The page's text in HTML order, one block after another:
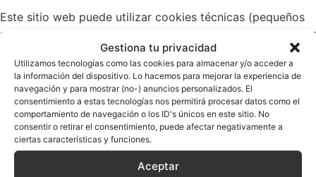
Gestiona tu privacidad
Utilizamos tecnologías como las cookies para almacenar y/o acceder a
la información del dispositivo. Lo hacemos para mejorar la experiencia de
navegación y para mostrar (no-) anuncios personalizados. El
consentimiento a estas tecnologías nos permitirá procesar datos como el
comportamiento de navegación o los ID's únicos en este sitio. No
consentir o retirar el consentimiento, puede afectar negativamente a
ciertas características y funciones.
Aceptar
Este sitio web puede utilizar cookies técnicas (pequeños
archivos de información que el servidor envía al ordenador
de quien accede a la página) para llevar a cabo
determinadas funciones que son consideradas
imprescindibles para el correcto funcionamiento y
visualización del sitio. Las cookies utilizadas tienen, en
todo caso, carácter temporal, con la única finalidad de
hacer más eficaz la navegación, y desaparecen al terminar
la sesión del usuario. En ningún caso, estas cookies
proporcionan por sí mismas datos de carácter personal y